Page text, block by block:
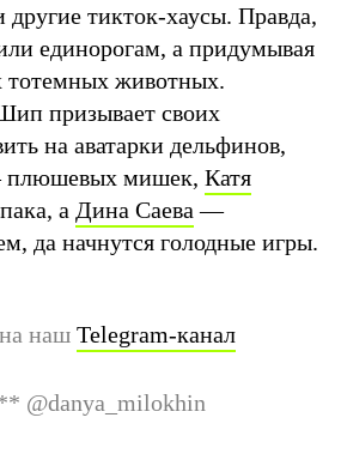
другие тикток-хаусы. Правда,
единорогам, а придумывая
тотемных животных.
призывает своих
на аватарки дельфинов,
мишек, Катя
а Дина Саева —
да начнутся голодные игры.
наш Telegram-канал
@danya_milokhin